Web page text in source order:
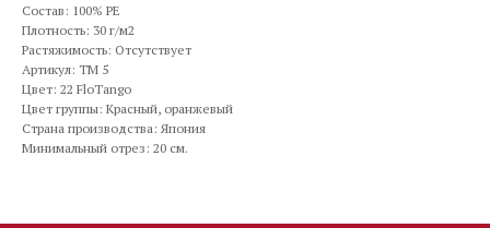
Состав: 100% PE
Плотность: 30 г/м2
Растяжимость: Отсутствует
Артикул: TM 5
Цвет: 22 FloTango
Цвет группы: Красный, оранжевый
Страна производства: Япония
Минимальный отрез: 20 см.